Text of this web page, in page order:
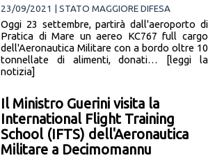
23/09/2021 | STATO MAGGIORE DIFESA
Oggi 23 settembre, partirà dall'aeroporto di
Pratica di Mare un aereo KC767 full cargo
dell'Aeronautica Militare con a bordo oltre 10
tonnellate di alimenti, donati… [leggi la
notizia]
Il Ministro Guerini visita la
International Flight Training
School (IFTS) dell'Aeronautica
Militare a Decimomannu